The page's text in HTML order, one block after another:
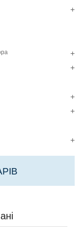
+
+
+
+
+
+